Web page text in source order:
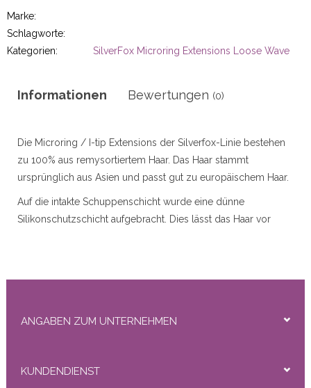
in
Marke:
Schlagworte:
Kategorien:
SilverFox Microring Extensions Loose Wave
Informationen Bewertungen (0)
Die Microring / I-tip Extensions der Silverfox-Linie bestehen
zu 100% aus remysortiertem Haar. Das Haar stammt
ursprünglich aus Asien und passt gut zu europäischem Haar.
Auf die intakte Schuppenschicht wurde eine dünne
Silikonschutzschicht aufgebracht. Dies lässt das Haar vor
Platzieren Sie diese Art von Verlängerungen mit den
natürliche Wellenform)
ANGABEN ZUM UNTERNEHMEN
KUNDENDIENST